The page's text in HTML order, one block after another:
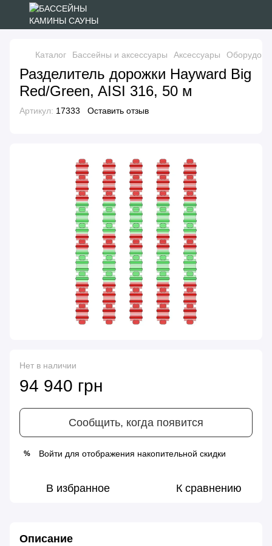
Каталог Бассейны и аксессуары Аксессуары
Разделитель дорожки Hayward Big
Red/Green, AISI 316, 50 м
Артикул: 17333 Оставить отзыв
Нет в наличии
94 940 грн
Сообщить, когда появится
% Войти для отображения накопительной скидки
В избранное К сравнению
Описание